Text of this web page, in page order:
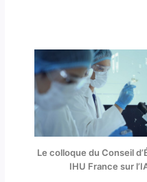
Le colloque du Conseil
IHU France sur